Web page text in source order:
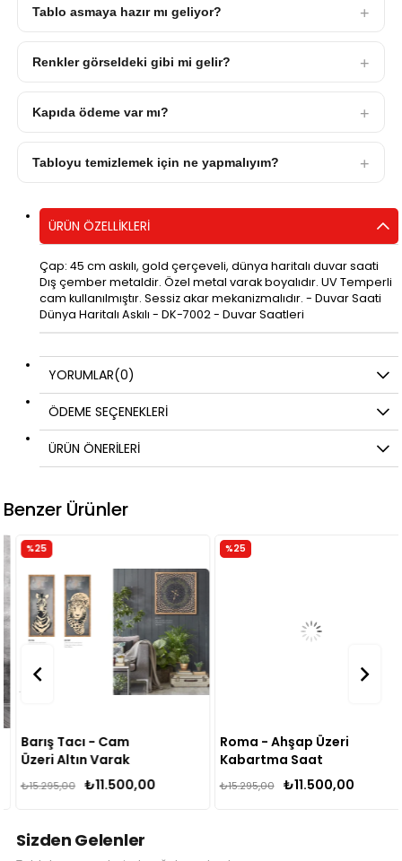
Tablo asmaya hazır mı geliyor?
Renkler görseldeki gibi mi gelir?
Kapıda ödeme var mı?
Tabloyu temizlemek için ne yapmalıyım?
ÜRÜN ÖZELLIKLERI
Çap: 45 cm askılı, gold çerçeveli, dünya haritalı duvar saati
Dış çember metaldir. Özel metal varak boyalıdır. UV Temperli
cam kullanılmıştır. Sessiz akar mekanizmalıdır. - Duvar Saati
Dünya Haritalı Askılı - DK-7002 - Duvar Saatleri
YORUMLAR(0)
ÖDEME SEÇENEKLERI
ÜRÜN ÖNERILERI
Benzer Ürünler
Barış Tacı - Cam
Üzeri Altın Varak
İşleme Saat₺11.500,00
₺15.295,00
%25
Roma - Ahşap Üzeri
Kabartma Saat
₺11.500,00
₺15.295,00
%25
Sizden Gelenler